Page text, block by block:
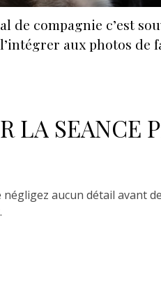
compagnie c’est
aux photos
LA SEANCE
aucun détail avant